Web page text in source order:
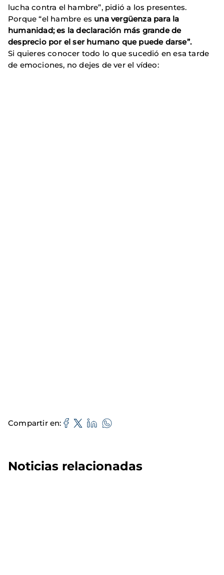
lucha contra el hambre”, pidió a los presentes.
Porque “el hambre es una vergüenza para la
humanidad; es la declaración más grande de
desprecio por el ser humano que puede darse”.
Si quieres conocer todo lo que sucedió en esa tarde
de emociones, no dejes de ver el vídeo:
Compartir en
Noticias relacionadas